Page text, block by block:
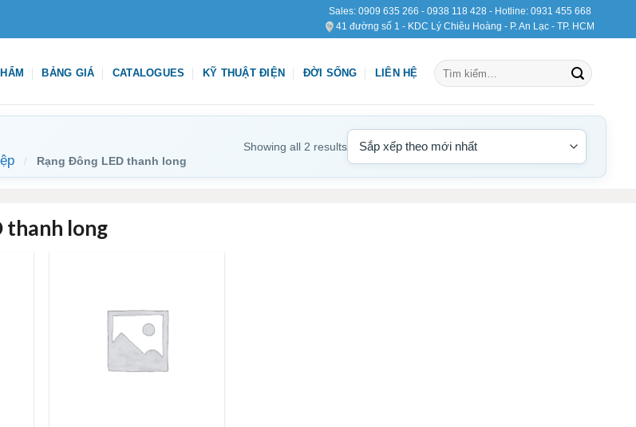
Sales: 0909 635 266 - 0938 118 428 - Hotline: 0931 455 668
41 đường số 1 - KDC Lý Chiêu Hoàng - P. An Lạc - TP. HCM
BẢNG GIÁ CATALOGUES KỸ THUẬT ĐIỆN ĐỜI SỐNG LIÊN HỆ
Tìm
kiếm:
/ Rạng Đông LED thanh long
Showing all 2 results
thanh long